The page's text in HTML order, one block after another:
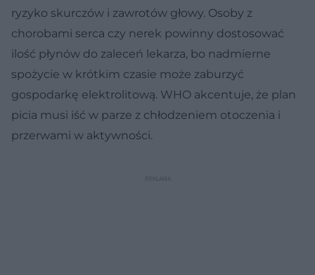
ryzyko skurczów i zawrotów głowy. Osoby z
chorobami serca czy nerek powinny dostosować
ilość płynów do zaleceń lekarza, bo nadmierne
spożycie w krótkim czasie może zaburzyć
gospodarkę elektrolitową. WHO akcentuje, że plan
picia musi iść w parze z chłodzeniem otoczenia i
przerwami w aktywności.